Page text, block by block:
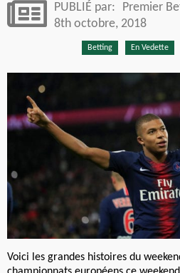
PUBLIÉ par:
Premier
8th octobre, 2018
Betting En Vedette
Voici les grandes histoires du